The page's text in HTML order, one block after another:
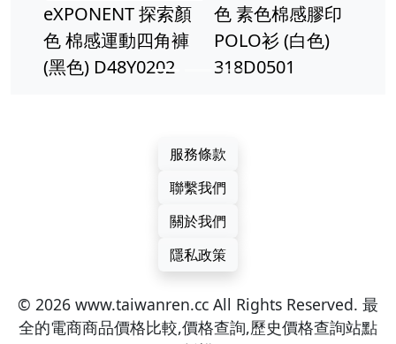
eXPONENT 探索顏
色 棉感運動四角褲
(黑色) D48Y0202
色 素色棉感膠印
POLO衫 (白色)
318D0501
服務條款
聯繫我們
關於我們
隱私政策
© 2026 www.taiwanren.cc All Rights Reserved. 最
全的電商商品價格比較,價格查詢,歷史價格查詢站點